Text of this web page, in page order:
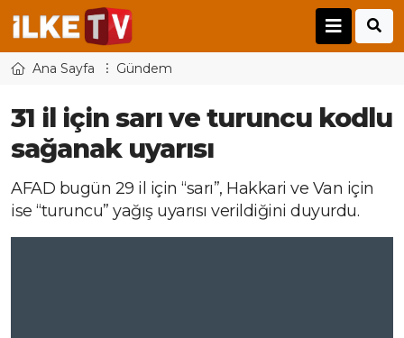
Ana Sayfa Gündem
31 il için sarı ve turuncu kodlu
sağanak uyarısı
AFAD bugün 29 il için “sarı”, Hakkari ve Van için
ise “turuncu” yağış uyarısı verildiğini duyurdu.